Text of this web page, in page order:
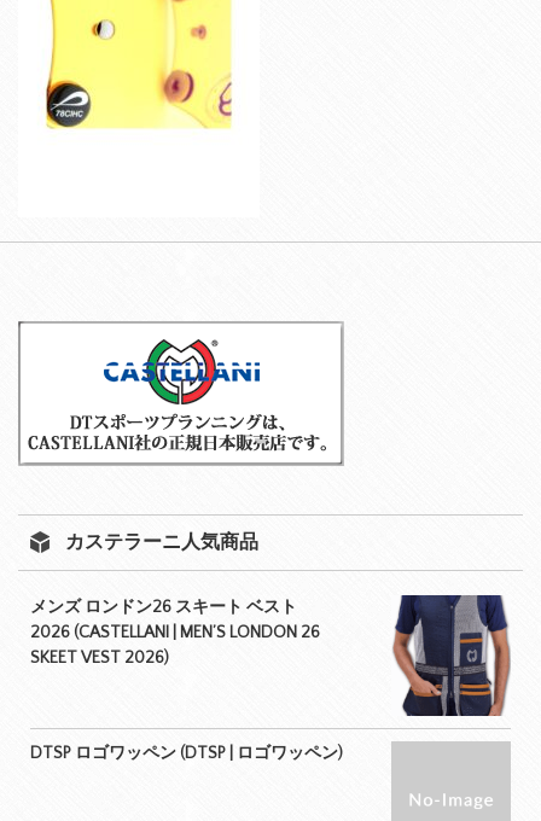
カステラーニ人気商品
メンズ ロンドン26 スキート ベスト
2026 (CASTELLANI | MEN’S LONDON 26
SKEET VEST 2026)
DTSP ロゴワッペン (DTSP | ロゴワッペン)